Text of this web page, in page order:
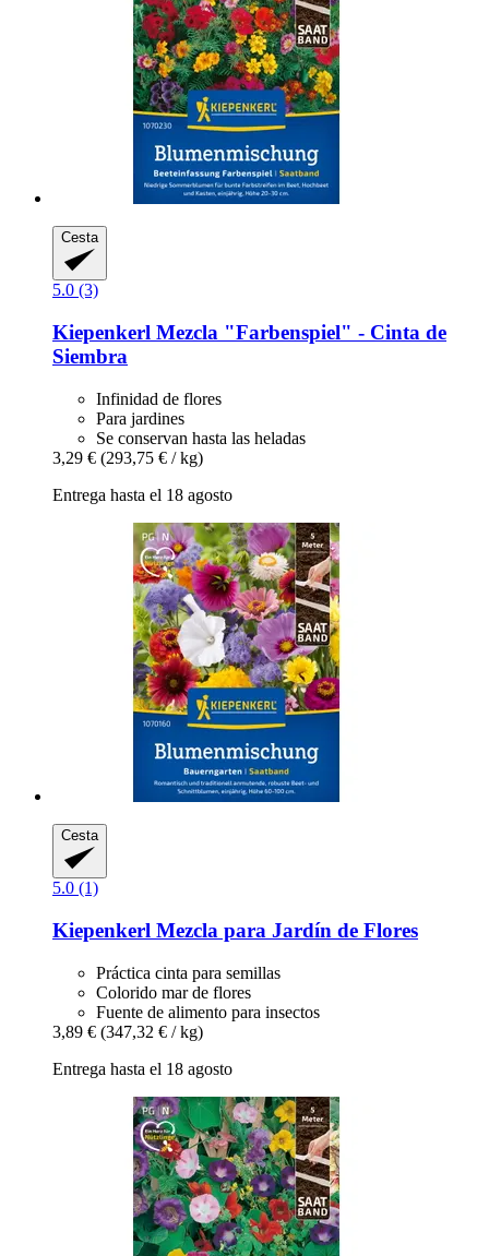
Cesta
5.0 (3)
Kiepenkerl Mezcla "Farbenspiel" -​ Cinta de
Siembra
Infinidad de flores
Para jardines
Se conservan hasta las heladas
3,29 € (293,75 € / kg)
Entrega hasta el 18 agosto
Cesta
5.0 (1)
Kiepenkerl Mezcla para Jardín de Flores
Práctica cinta para semillas
Colorido mar de flores
Fuente de alimento para insectos
3,89 € (347,32 € / kg)
Entrega hasta el 18 agosto